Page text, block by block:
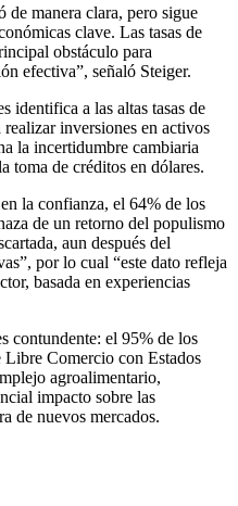
manera clara, pero sigue
clave. Las tasas de
obstáculo para
efectiva”, señaló Steiger.
identifica a las altas tasas de
inversiones en activos
la incertidumbre cambiaria
toma de créditos en dólares.
la confianza, el 64% de los
de un retorno del populismo
aun después del
por lo cual “este dato refleja
basada en experiencias
contundente: el 95% de los
Libre Comercio con Estados
agroalimentario,
impacto sobre las
de nuevos mercados.